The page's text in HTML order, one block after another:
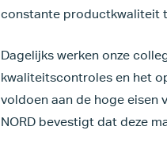
constante productkwaliteit
Dagelijks werken onze
kwaliteitscontroles en het
voldoen aan de hoge eisen
NORD bevestigt dat deze